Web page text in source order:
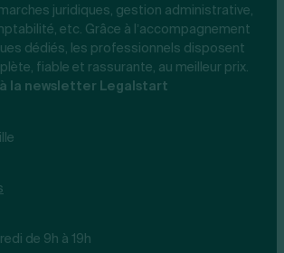
juridiques, gestion administrative,
etc. Grâce à l’accompagnement
dédiés, les professionnels disposent
fiable et rassurante, au meilleur prix.
la newsletter Legalstart
de 9h à 19h